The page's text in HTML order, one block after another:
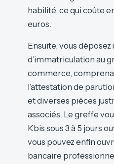
habilité, ce qui coûte
euros.
Ensuite, vous déposez
d’immatriculation au
commerce,
l’attestation de
et diverses pièces
associés. Le greffe
Kbis sous 3 à 5 jours
vous pouvez enfin
bancaire